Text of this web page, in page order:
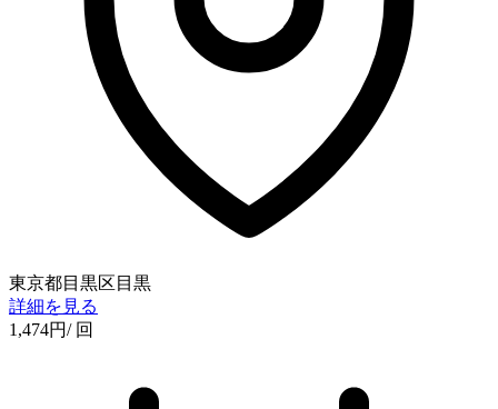
東京都目黒区目黒
詳細を見る
1,474円/ 回